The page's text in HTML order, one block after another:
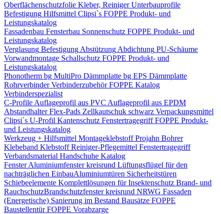
Oberflächenschutzfolie Kleber, Reiniger Unterbauprofile
Befestigung Hilfsmittel Clipsi`s FOPPE Produkt- und
Leistungskatalog
Fassadenbau Fensterbau Sonnenschutz FOPPE Produkt- und
Leistungskatalog
Verglasung Befestigung Abstützung Abdichtung PU-Schäume
Vorwandmontage Schallschutz FOPPE Produkt- und
Leistungskatalog
Phonotherm bg MultiPro Dämmplatte bg EPS Dämmplatte
Rohrverbinder Verbinderzubehör FOPPE Katalog
Verbinderspezialist
C-Profile Auflageprofil aus PVC Auflageprofil aus EPDM
Abstandhalter Flex-Pads Zellkautschuk schwarz Verpackungsmittel
Clipsi`s U-Profil Kantenschutz Fenstertragegriff FOPPE Produkt-
und Leistungskatalog
Werkzeug + Hilfsmittel Montageklebstoff Projahn Bohrer
Klebeband Klebstoff Reiniger-Pflegemittel Fenstertragegriff
Verbandsmaterial Handschuhe Katalog
Fenster Aluminiumfenster kreisrund Lüftungsflügel für den
nachträglichen Einbau​Aluminiumtüren Sicherheitstüren
Schiebeelemente Komplettlösungen für Insektenschutz Brand- und
Rauchschutz​Brandschutzfenster kreisrund NRWG Fassaden
(Energetische) Sanierung im Bestand Bausätze FOPPE
Baustellentür FOPPE Vorabzarge